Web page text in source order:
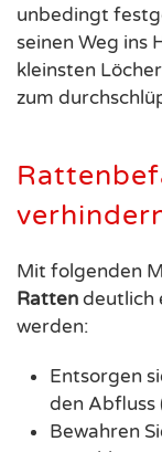
unbedingt
seinen Weg ins
kleinsten
zum
Mit folgenden
Rattendeutlich
werden:
Entsorgen
den Abfluss
Bewahren